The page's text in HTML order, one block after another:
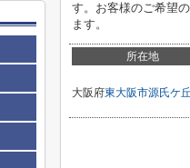
す。お客様のご希望
ます。
所在地
大阪府東大阪市源氏ケ丘